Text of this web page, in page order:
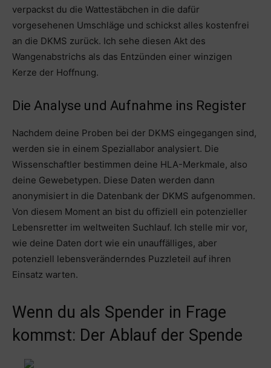
verpackst du die Wattestäbchen in die dafür
vorgesehenen Umschläge und schickst alles kostenfrei
an die DKMS zurück. Ich sehe diesen Akt des
Wangenabstrichs als das Entzünden einer winzigen
Kerze der Hoffnung.
Die Analyse und Aufnahme ins Register
Nachdem deine Proben bei der DKMS eingegangen sind,
werden sie in einem Speziallabor analysiert. Die
Wissenschaftler bestimmen deine HLA-Merkmale, also
deine Gewebetypen. Diese Daten werden dann
anonymisiert in die Datenbank der DKMS aufgenommen.
Von diesem Moment an bist du offiziell ein potenzieller
Lebensretter im weltweiten Suchlauf. Ich stelle mir vor,
wie deine Daten dort wie ein unauffälliges, aber
potenziell lebensveränderndes Puzzleteil auf ihren
Einsatz warten.
Wenn du als Spender in Frage
kommst: Der Ablauf der Spende